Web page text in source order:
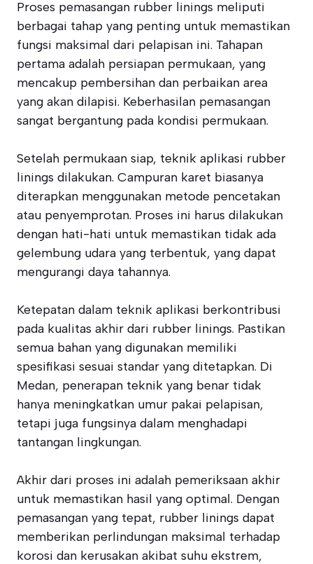
Proses pemasangan rubber linings meliputi
berbagai tahap yang penting untuk memastikan
fungsi maksimal dari pelapisan ini. Tahapan
pertama adalah persiapan permukaan, yang
mencakup pembersihan dan perbaikan area
yang akan dilapisi. Keberhasilan pemasangan
sangat bergantung pada kondisi permukaan.
Setelah permukaan siap, teknik aplikasi rubber
linings dilakukan. Campuran karet biasanya
diterapkan menggunakan metode pencetakan
atau penyemprotan. Proses ini harus dilakukan
dengan hati-hati untuk memastikan tidak ada
gelembung udara yang terbentuk, yang dapat
mengurangi daya tahannya.
Ketepatan dalam teknik aplikasi berkontribusi
pada kualitas akhir dari rubber linings. Pastikan
semua bahan yang digunakan memiliki
spesifikasi sesuai standar yang ditetapkan. Di
Medan, penerapan teknik yang benar tidak
hanya meningkatkan umur pakai pelapisan,
tetapi juga fungsinya dalam menghadapi
tantangan lingkungan.
Akhir dari proses ini adalah pemeriksaan akhir
untuk memastikan hasil yang optimal. Dengan
pemasangan yang tepat, rubber linings dapat
memberikan perlindungan maksimal terhadap
korosi dan kerusakan akibat suhu ekstrem,